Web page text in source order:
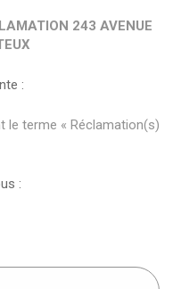
243 AVENUE
:
le terme « Réclamation(s)
: